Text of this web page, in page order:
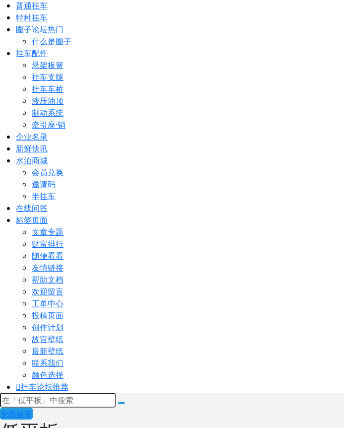
普通挂车
特种挂车
圈子论坛热门
什么是圈子
挂车配件
悬架板簧
挂车支腿
挂车车桥
液压油顶
制动系统
牵引座·销
企业名录
新鲜快讯
水泊商城
会员兑换
邀请码
半挂车
在线问答
标签页面
文章专题
财富排行
随便看看
友情链接
帮助文档
欢迎留言
工单中心
投稿页面
创作计划
故宫壁纸
最新壁纸
联系我们
颜色选择
挂车论坛推荐
全部标签